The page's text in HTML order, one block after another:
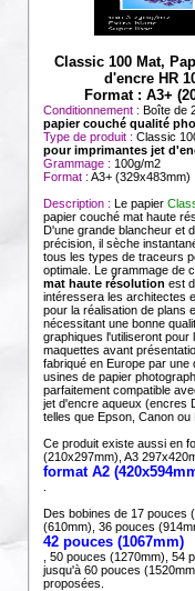
Classic 100 Mat,
d'encre HR
Format : A3+
Conditionnement : Boîte de
papier couché qualité
Type de produit : Classic
pour imprimantes jet
Grammage : 100g/m2
Format : A3+ (329x483mm)
Description : Le papier
papier couché mat haute
D'une grande blancheur et
précision, il sèche
tous les types de traceurs
optimale. Le grammage de
mat haute résolution est
intéressera les architectes
pour la réalisation de plans
nécessitant une bonne
graphiques l'utiliseront pour
maquettes avant
fabriqué en Europe par
usines de papier
parfaitement compatible
jet d'encre aqueux (encres
telles que Epson, Canon ou
Ce produit existe aussi en
(210x297mm), A3
format A2
Des bobines de 17 pouces
(610mm), 36 pouces
42 pouces (1067mm)
, 50 pouces (1270mm), 54
jusqu'à 60 pouces
proposées.